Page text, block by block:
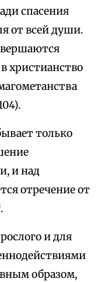
спасения
от всей души.
христианство
только
и над
отречение от
.
и для
образом,